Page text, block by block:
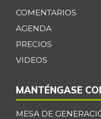
COMENTARIOS
AGENDA
PRECIOS
VIDEOS
MANTÉNGASE
MESA DE